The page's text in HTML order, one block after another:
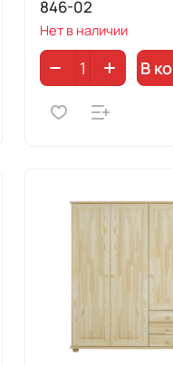
846-02
Нет в наличии
В